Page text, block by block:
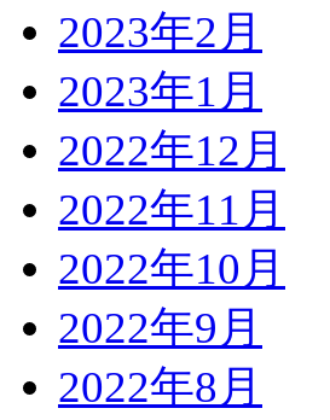
2023年2月
2023年1月
2022年12月
2022年11月
2022年10月
2022年9月
2022年8月